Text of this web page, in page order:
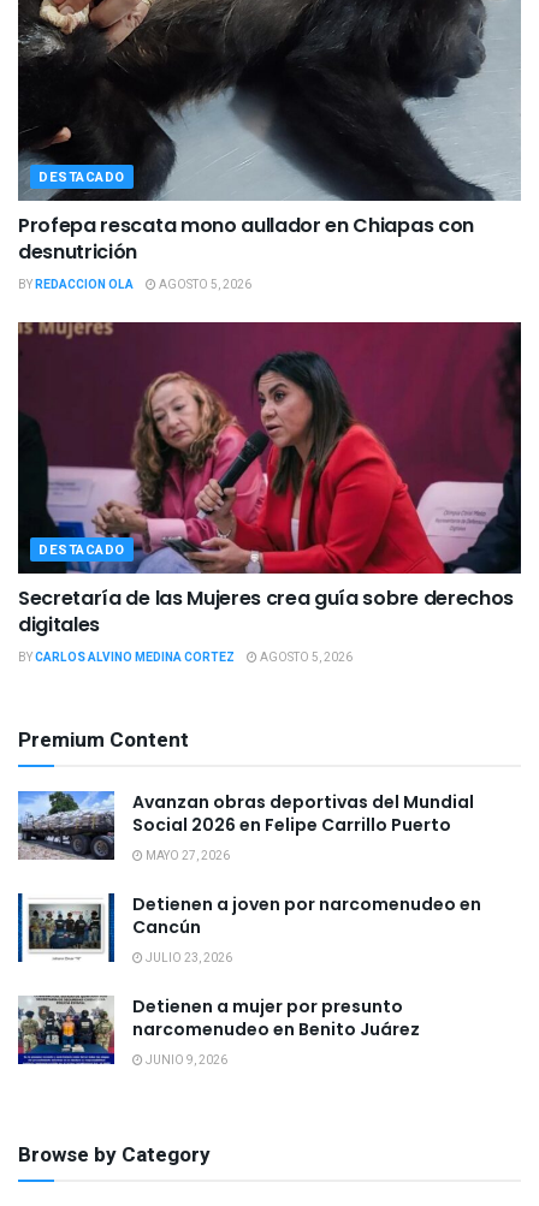
DESTACADO
Profepa rescata mono aullador en Chiapas con
desnutrición
BYREDACCION OLA AGOSTO 5, 2026
DESTACADO
Secretaría de las Mujeres crea guía sobre derechos
digitales
BYCARLOS ALVINO MEDINA CORTEZ AGOSTO 5, 2026
Premium Content
Avanzan obras deportivas del Mundial
Social 2026 en Felipe Carrillo Puerto
MAYO 27, 2026
Detienen a joven por narcomenudeo en
Cancún
JULIO 23, 2026
Detienen a mujer por presunto
narcomenudeo en Benito Juárez
JUNIO 9, 2026
Browse by Category